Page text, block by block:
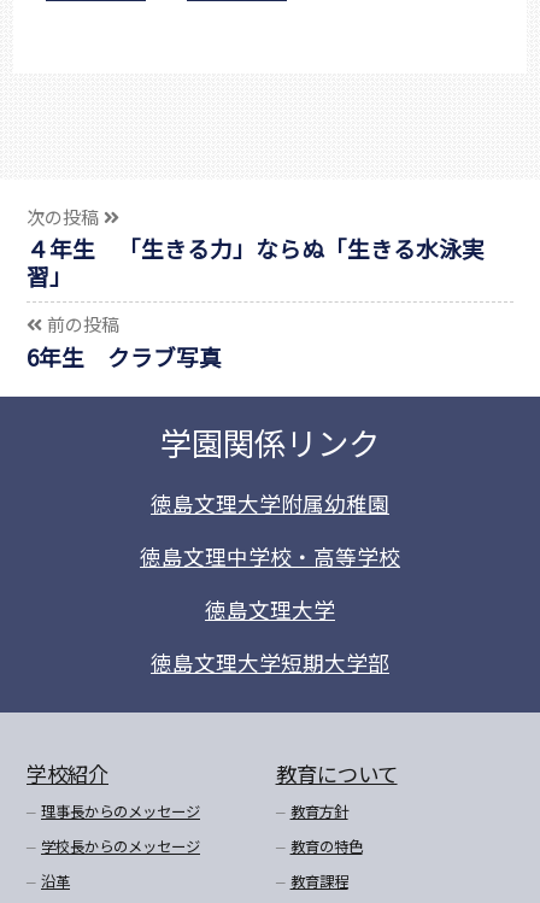
次の投稿
４年生 「生きる力」ならぬ「生きる水泳実
習」
前の投稿
6年生 クラブ写真
学園関係リンク
徳島文理大学附属幼稚園
徳島文理中学校・高等学校
徳島文理大学
徳島文理大学短期大学部
学校紹介
理事長からのメッセージ
学校長からのメッセージ
沿革
教育について
教育方針
教育の特色
教育課程